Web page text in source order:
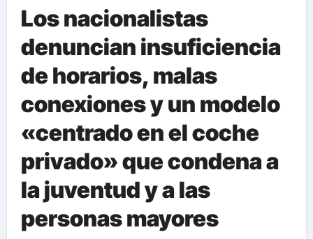
Los nacionalistas
denuncian insuficiencia
de horarios, malas
conexiones y un modelo
«centrado en el coche
privado» que condena a
la juventud y a las
personas mayores